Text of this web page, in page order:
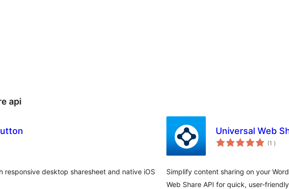
api
desktop sharesheet and native iOS
Universal Web
(1 )
Simplify content sharing on your
Web Share API for quick, user-